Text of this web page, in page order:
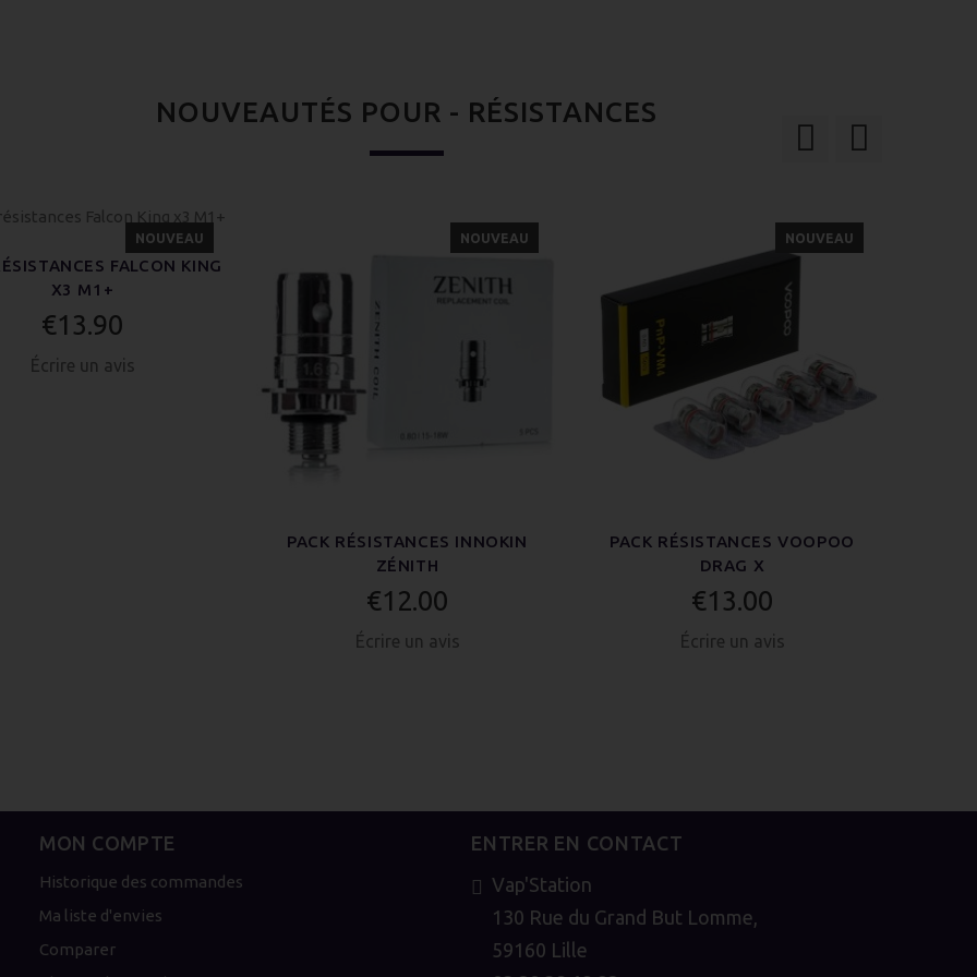
NOUVEAUTÉS POUR - RÉSISTANCES
NOUVEAU
FALCON KING
X3 M1+
€13.90
Écrire un avis
NOUVEAU
PACK RÉSISTANCES INNOKIN
ZÉNITH
€12.00
Écrire un avis
NOUVEAU
PACK RÉSISTANCES VOOPOO
DRAG X
€13.00
Écrire un avis
MON COMPTE
Historique des commandes
Ma liste d'envies
Comparer
ENTRER EN CONTACT
Vap'Station
130 Rue du Grand But Lomme,
59160 Lille